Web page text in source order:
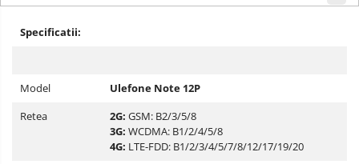
Specificatii:
Model
Ulefone Note 12P
Retea
2G: GSM: B2/3/5/8
3G: WCDMA: B1/2/4/5/8
4G: LTE-FDD: B1/2/3/4/5/7/8/12/17/19/20